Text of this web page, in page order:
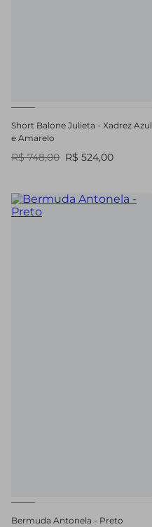
Short Balone Julieta - Xadrez Azul
e Amarelo
R$ 748,00 R$ 524,00
Bermuda Antonela - Preto